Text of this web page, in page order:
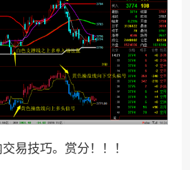
易技巧。赏分！！！